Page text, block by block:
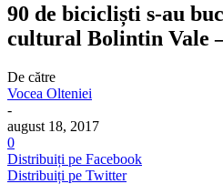
90 de bicicliști s-au
cultural Bolintin Vale
De către
Vocea Olteniei
-
august 18, 2017
0
Distribuiți pe Facebook
Distribuiți pe Twitter